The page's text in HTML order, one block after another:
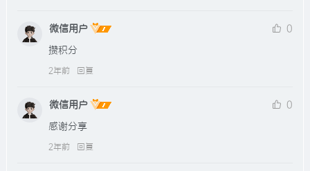
微信用户
0
攒积分
2年前 回复
微信用户
0
感谢分享
2年前 回复